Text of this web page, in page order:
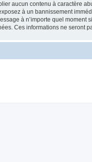
aucun contenu à caractère
à un bannissement
à n’importe quel
Ces informations ne seront